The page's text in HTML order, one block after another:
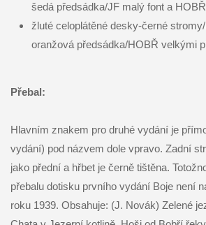
šedá předsádka/JF malý font a
žluté celoplátěné desky-černé
oranžová předsádka/HOBŘ velkými
Přebal:
Hlavním znakem pro druhé vydání je
vydání) pod názvem dole vpravo. Zadní
jako přední a hřbet je černě tištěna.
přebalu dotisku prvního vydání Boje není
roku 1939. Obsahuje: (J. Novák) Zelené